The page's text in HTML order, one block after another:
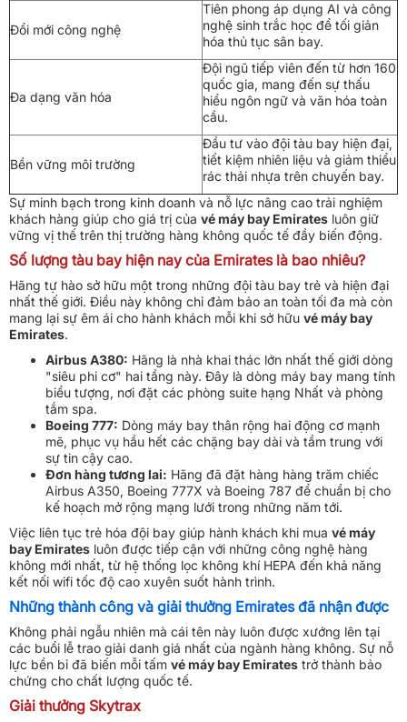
Đổi mới công nghệ
Tiên phong áp dụng AI và công
nghệ sinh trắc học để tối giản
hóa thủ tục sân bay.
Đa dạng văn hóa
Đội ngũ tiếp viên đến từ hơn 160
quốc gia, mang đến sự thấu
hiểu ngôn ngữ và văn hóa toàn
cầu.
Bền vững môi trường
Đầu tư vào đội tàu bay hiện đại,
tiết kiệm nhiên liệu và giảm thiểu
rác thải nhựa trên chuyến bay.
Sự minh bạch trong kinh doanh và nỗ lực nâng cao trải nghiệm
khách hàng giúp cho giá trị của vé máy bay Emirates luôn giữ
vững vị thế trên thị trường hàng không quốc tế đầy biến động.
Số lượng tàu bay hiện nay của Emirates là bao nhiêu?
Hãng tự hào sở hữu một trong những đội tàu bay trẻ và hiện đại
nhất thế giới. Điều này không chỉ đảm bảo an toàn tối đa mà còn
mang lại sự êm ái cho hành khách mỗi khi sở hữu vé máy bay
Emirates.
Airbus A380: Hãng là nhà khai thác lớn nhất thế giới dòng
"siêu phi cơ" hai tầng này. Đây là dòng máy bay mang tính
biểu tượng, nơi đặt các phòng suite hạng Nhất và phòng
tắm spa.
Boeing 777: Dòng máy bay thân rộng hai động cơ mạnh
mẽ, phục vụ hầu hết các chặng bay dài và tầm trung với
sự tin cậy cao.
Đơn hàng tương lai: Hãng đã đặt hàng hàng trăm chiếc
Airbus A350, Boeing 777X và Boeing 787 để chuẩn bị cho
kế hoạch mở rộng mạng lưới trong những năm tới.
Việc liên tục trẻ hóa đội bay giúp hành khách khi mua vé máy
bay Emirates luôn được tiếp cận với những công nghệ hàng
không mới nhất, từ hệ thống lọc không khí HEPA đến khả năng
kết nối wifi tốc độ cao xuyên suốt hành trình.
Những thành công và giải thưởng Emirates đã nhận được
Không phải ngẫu nhiên mà cái tên này luôn được xướng lên tại
các buổi lễ trao giải danh giá nhất của ngành hàng không. Sự nỗ
lực bền bỉ đã biến mỗi tấm vé máy bay Emirates trở thành bảo
chứng cho chất lượng quốc tế.
Giải thưởng Skytrax